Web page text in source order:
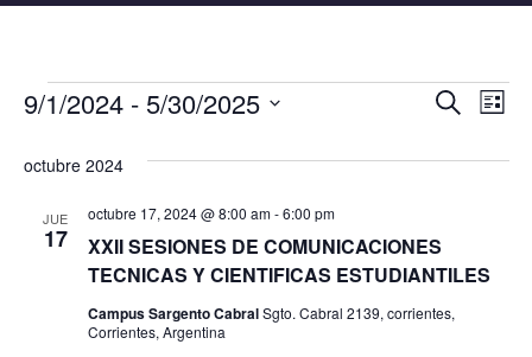
de
y
de
Búsqueda
Lista
9/1/2024 - 5/30/2025
fecha.
octubre 2024
JUE
17
XXII SESIONES DE COMUNICACIONES
TECNICAS Y CIENTIFICAS ESTUDIANTILES
octubre 17, 2024 @ 8:00 am-6:00 pm
Campus Sargento CabralSgto. Cabral 2139, corrientes,
Corrientes, Argentina